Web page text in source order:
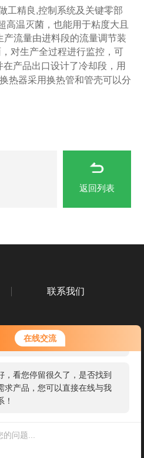
在线交流
！欢迎前来咨询，很高兴为您
，请问您要咨询什么问题呢？
，看您停留很久了，是否找到
求产品，您可以直接在线与我
！
工精良 ,控制系统及关键零部
温灭菌，也能用于粘度大且
流量由进料段的流量调节装
对生产全过程进行监控，可
在产品出口设计了冷却段，用
热器采用换热管和管壳可以分
返回列表
联系我们